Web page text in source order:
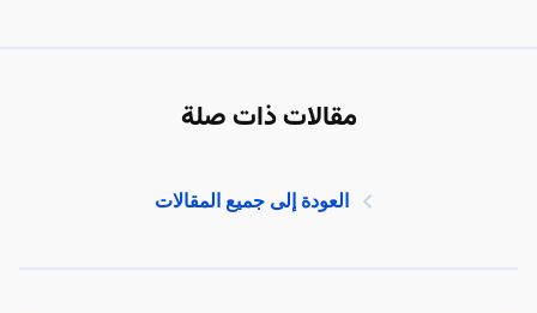
مقالات ذات صلة
العودة إلى جميع المقالات